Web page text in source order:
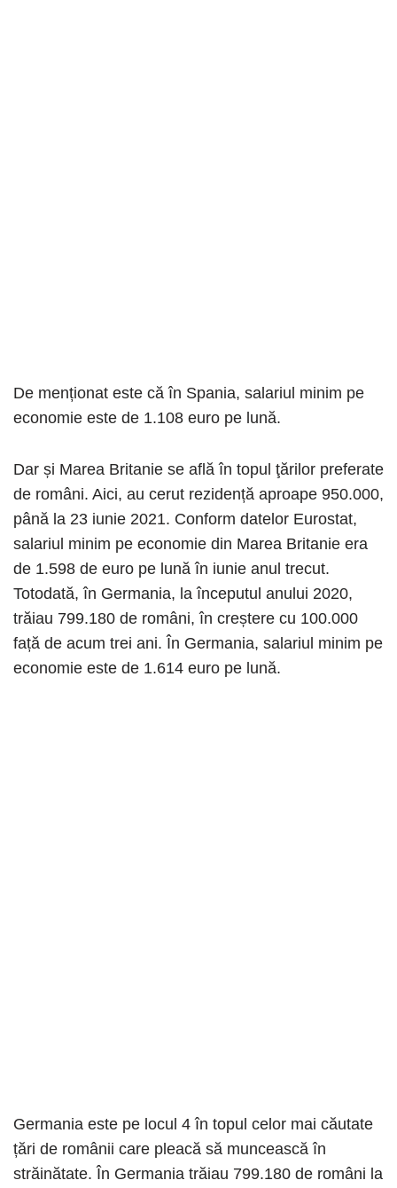
De menționat este că în Spania, salariul minim pe
economie este de 1.108 euro pe lună.
Dar și Marea Britanie se află în topul ţărilor preferate
de români. Aici, au cerut rezidență aproape 950.000,
până la 23 iunie 2021. Conform datelor Eurostat,
salariul minim pe economie din Marea Britanie era
de 1.598 de euro pe lună în iunie anul trecut.
Totodată, în Germania, la începutul anului 2020,
trăiau 799.180 de români, în creștere cu 100.000
față de acum trei ani. În Germania, salariul minim pe
economie este de 1.614 euro pe lună.
Germania este pe locul 4 în topul celor mai căutate
țări de românii care pleacă să muncească în
străinătate. În Germania trăiau 799.180 de români la